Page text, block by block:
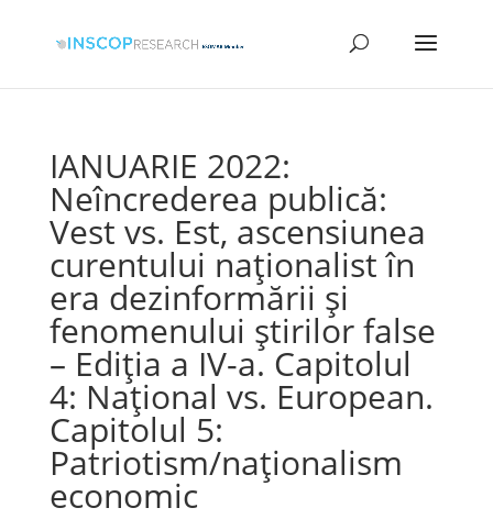
IANUARIE 2022:
Neîncrederea publică:
Vest vs. Est, ascensiunea
curentului naționalist în
era dezinformării și
fenomenului știrilor false
– Ediția a IV-a. Capitolul
4: Național vs. European.
Capitolul 5:
Patriotism/naționalism
economic